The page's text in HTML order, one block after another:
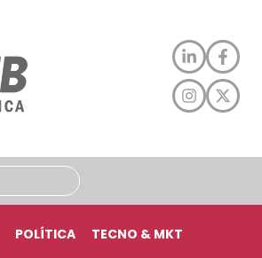
POLÍTICA TECNO & MKT